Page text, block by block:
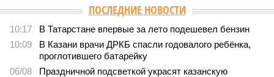
ПОСЛЕДНИЕ НОВОСТИ
10:17
В Татарстане впервые за лето подешевел бензин
10:09
В Казани врачи ДРКБ спасли годовалого ребёнка,
проглотившего батарейку
06/08
Праздничной подсветкой украсят казанскую